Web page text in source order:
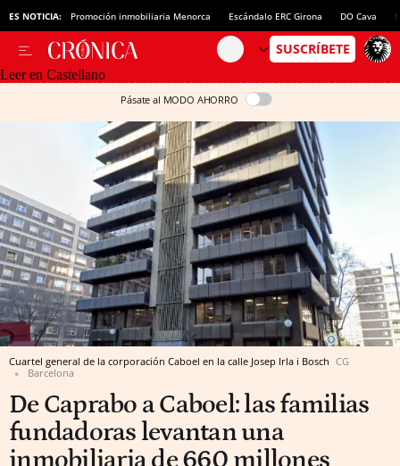
ES NOTICIA: Promoción inmobiliaria Menorca Escándalo ERC Girona DO Cava
Leer en Castellano
Pásate al MODO AHORRO
Cuartel general de la corporación Caboel en la calle Josep Irla i Bosch CG
Barcelona
De Caprabo a Caboel: las familias
fundadoras levantan una